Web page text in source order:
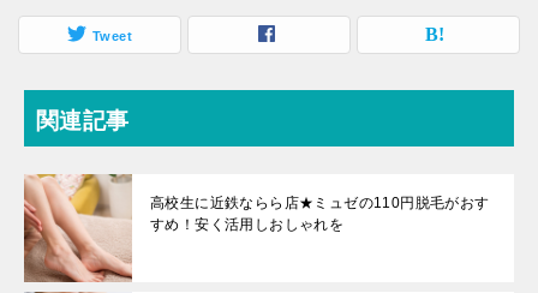
Tweet
関連記事
高校生に近鉄ならら店★ミュゼの110円脱毛がおす
すめ！安く活用しおしゃれを